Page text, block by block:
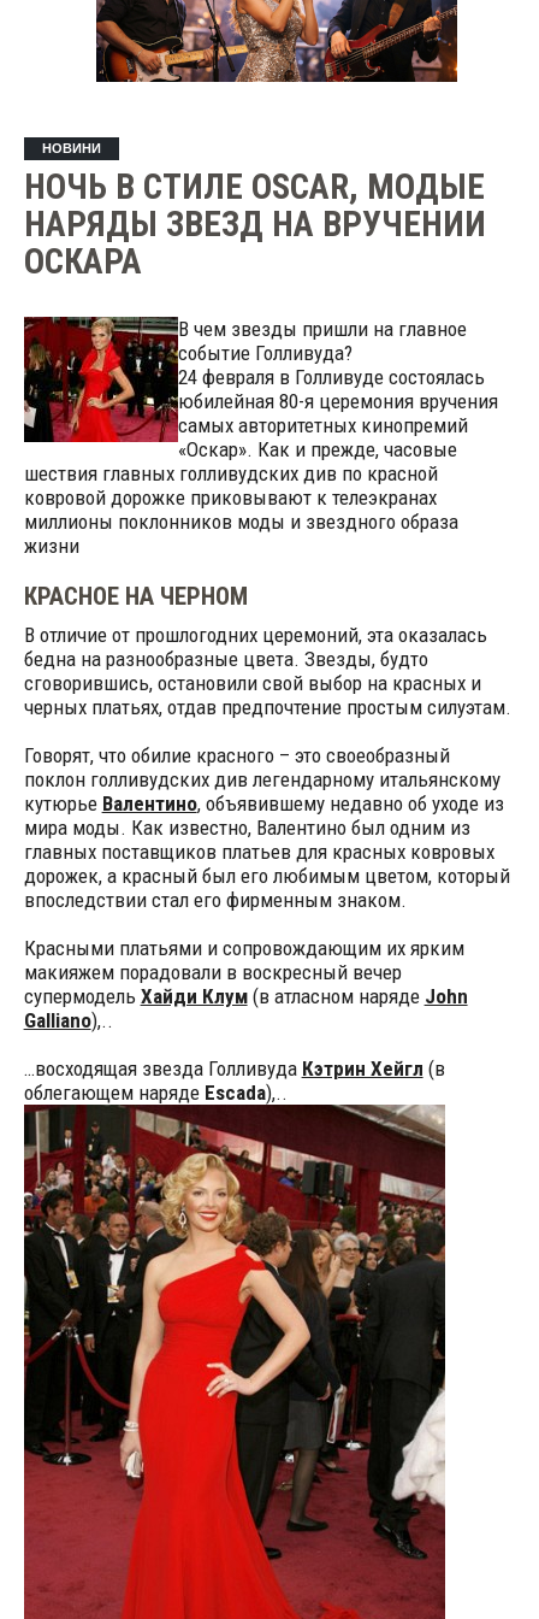
НОВИНИ
НОЧЬ В СТИЛЕ OSCAR, МОДЫЕ
НАРЯДЫ ЗВЕЗД НА ВРУЧЕНИИ
ОСКАРА
В чем звезды пришли на главное
событие Голливуда?
24 февраля в Голливуде состоялась
юбилейная 80-я церемония вручения
самых авторитетных кинопремий
«Оскар». Как и прежде, часовые
шествия главных голливудских див по красной
ковровой дорожке приковывают к телеэкранах
миллионы поклонников моды и звездного образа
жизни
КРАСНОЕ НА ЧЕРНОМ
В отличие от прошлогодних церемоний, эта оказалась
бедна на разнообразные цвета. Звезды, будто
сговорившись, остановили свой выбор на красных и
черных платьях, отдав предпочтение простым силуэтам.
Говорят, что обилие красного – это своеобразный
поклон голливудских див легендарному итальянскому
кутюрье Валентино, объявившему недавно об уходе из
мира моды. Как известно, Валентино был одним из
главных поставщиков платьев для красных ковровых
дорожек, а красный был его любимым цветом, который
впоследствии стал его фирменным знаком.
Красными платьями и сопровождающим их ярким
макияжем порадовали в воскресный вечер
супермодель Хайди Клум(в атласном наряде John
Galliano),..
…восходящая звезда Голливуда Кэтрин Хейгл (в
облегающем наряде Escada),..